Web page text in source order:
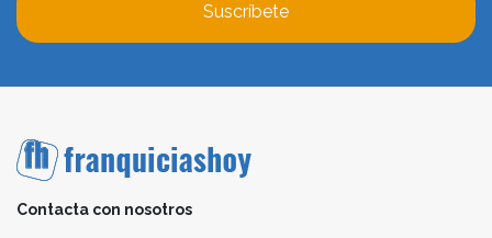
Suscríbete
Contacta con nosotros